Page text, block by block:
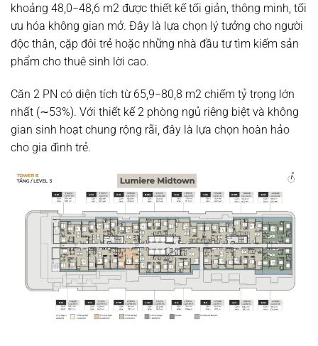
khoảng 48,0−48,6 m2 được thiết kế tối giản, thông minh, tối
ưu hóa không gian mở. Đây là lựa chọn lý tưởng cho người
độc thân, cặp đôi trẻ hoặc những nhà đầu tư tìm kiếm sản
phẩm cho thuê sinh lời cao.
Căn 2 PN có diện tích từ 65,9−80,8 m2 chiếm tỷ trọng lớn
nhất (∼53%). Với thiết kế 2 phòng ngủ riêng biệt và không
gian sinh hoạt chung rộng rãi, đây là lựa chọn hoàn hảo
cho gia đình trẻ.